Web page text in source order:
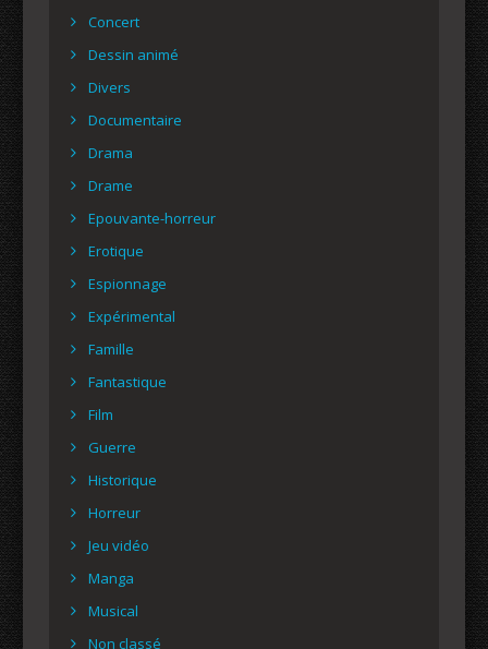
Concert
Dessin animé
Divers
Documentaire
Drama
Drame
Epouvante-horreur
Erotique
Espionnage
Expérimental
Famille
Fantastique
Film
Guerre
Historique
Horreur
Jeu vidéo
Manga
Musical
Non classé